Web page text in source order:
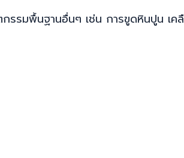
รมพื้นฐานอื่นๆ เช่น การขูดหินปูน เค